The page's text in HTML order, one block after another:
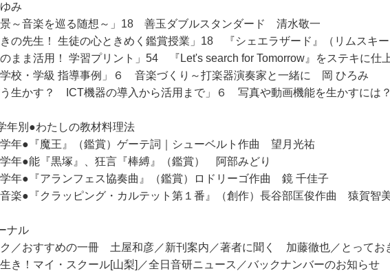
み
景～音楽を巡る随想～」18 善玉ダブルスタンダード 清水敬一
きの先生！ 生徒の心ときめく鑑賞授業」18 『シェエラザード』（リムスキ
のまま活用！ 学習プリント」54 『Let's search for Tomorrow』をステキに
学校・学級 指導事例」６ 音楽づくり～打楽器演奏家と一緒に 岡 ひろみ
う生かす？ ICT機器の導入から活用まで」６ 写真や動画機能を生かすには
年別●わたしの教材料理法
年●『魔王』（鑑賞）ゲーテ詞｜シューベルト作曲 望月光祐
年●能『黒塚』、狂言『棒縛』（鑑賞） 阿部みどり
年●『アランフェス協奏曲』（鑑賞）ロドリーゴ作曲 鏡 千佳子
楽●『クラッピング・カルテット第１番』（創作）長谷部匡俊作曲 猿賀智
ナル
ク／おすすめの一冊 土屋和彦／新刊案内／著者に聞く 加藤徹也／とって
き！マイ・スクール[山梨]／全日音研ニュース／バックナンバーのお知らせ